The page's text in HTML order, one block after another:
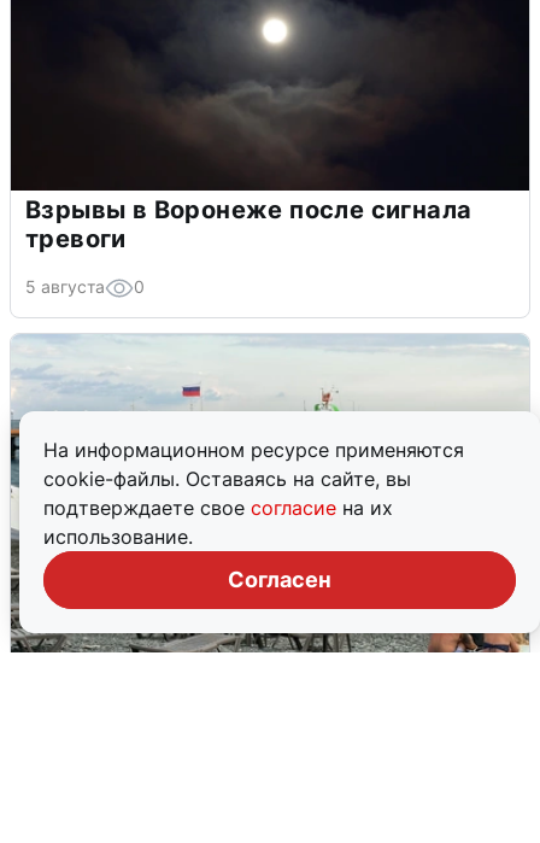
На информационном ресурсе применяются
cookie-файлы. Оставаясь на сайте, вы
подтверждаете свое согласие на их
использование.
Согласен
Взрывы в Воронеже после сигнала
тревоги
5 августа 0